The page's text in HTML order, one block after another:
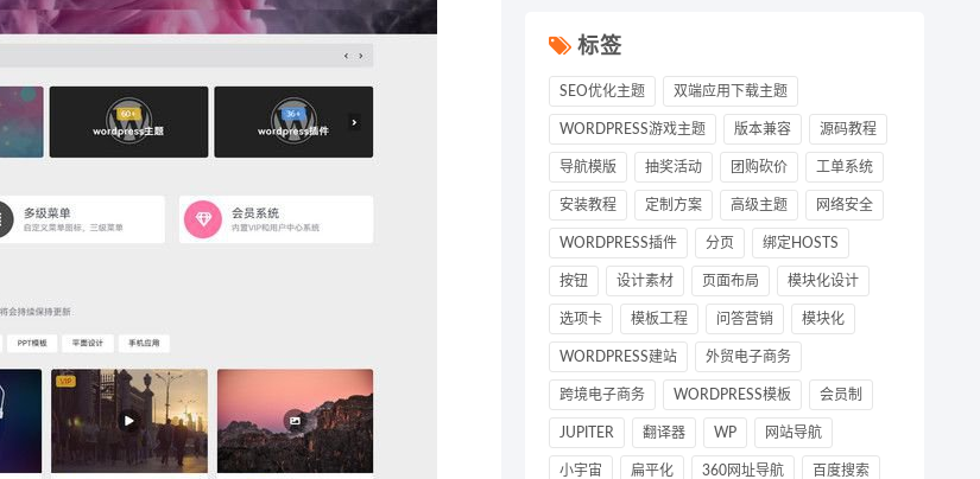
标签
SEO优化主题 双端应用下载主题
WORDPRESS游戏主题 版本兼容 源码教程
导航模版 抽奖活动 团购砍价 工单系统
安装教程 定制方案 高级主题 网络安全
WORDPRESS插件 分页 绑定HOSTS
按钮 设计素材 页面布局 模块化设计
选项卡 模板工程 问答营销 模块化
WORDPRESS建站 外贸电子商务
跨境电子商务 WORDPRESS模板 会员制
JUPITER 翻译器 WP 网站导航
小宇宙 扁平化 360网址导航 百度搜索